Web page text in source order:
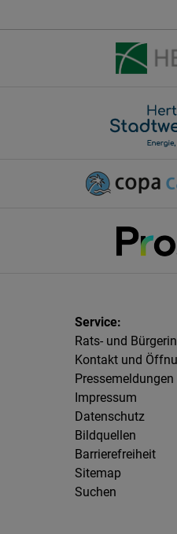
Rats- und
Kontakt und
Pressemeldungen
Impressum
Datenschutz
Bildquellen
Barrierefreiheit
Sitemap
Suchen